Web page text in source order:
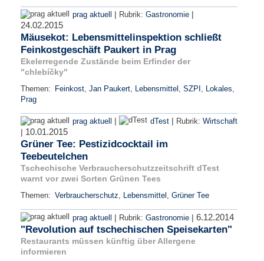
prag aktuell | Rubrik: Gastronomie |
24.02.2015
Mäusekot: Lebensmittelinspektion schließt
Feinkostgeschäft Paukert in Prag
Ekelerregende Zustände beim Erfinder der
"chlebíčky"
Themen: Feinkost, Jan Paukert, Lebensmittel , SZPI , Lokales,
Prag
prag aktuell | dTest | Rubrik: Wirtschaft
| 10.01.2015
Grüner Tee: Pestizidcocktail im
Teebeutelchen
Tschechische Verbraucherschutzzeitschrift dTest
warnt vor zwei Sorten Grünen Tees
Themen: Verbraucherschutz, Lebensmittel , Grüner Tee
prag aktuell | Rubrik: Gastronomie | 6.12.2014
"Revolution auf tschechischen Speisekarten"
Restaurants müssen künftig über Allergene
informieren